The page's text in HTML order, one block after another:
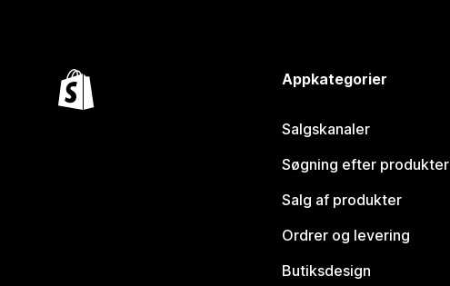
Appkategorier
Salgskanaler
Søgning efter produkter
Salg af produkter
Ordrer og levering
Butiksdesign